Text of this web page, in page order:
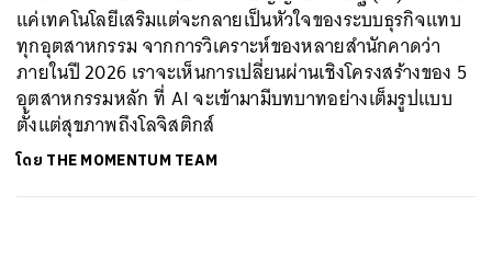
แค่เทคโนโลยีเสริมแต่จะกลายเป็นหัวใจของระบบธุรกิจแทบ
ทุกอุตสาหกรรม จากการวิเคราะห์ของหลายสำนักคาดว่า
ภายในปี 2026 เราจะเห็นการเปลี่ยนผ่านเชิงโครงสร้างของ 5
อุตสาหกรรมหลัก ที่ AI จะเข้ามามีบทบาทอย่างเต็มรูปแบบ
ตั้งแต่สุขภาพถึงโลจิสติกส์
โดย THE MOMENTUM TEAM